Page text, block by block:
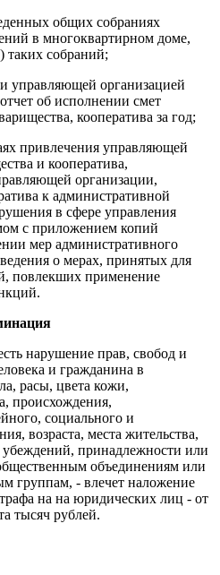
общих собраниях
в многоквартирном доме,
таких собраний;
управляющей организацией
об исполнении смет
кооператива за год;
привлечения управляющей
и кооператива,
организации,
к административной
в сфере управления
с приложением копий
мер административного
о мерах, принятых для
повлекших применение
нарушение прав, свобод и
и гражданина в
расы, цвета кожи,
происхождения,
социального и
возраста, места жительства,
принадлежности или
объединениям или
группам, - влечет наложение
на на юридических лиц - от
тысяч рублей.